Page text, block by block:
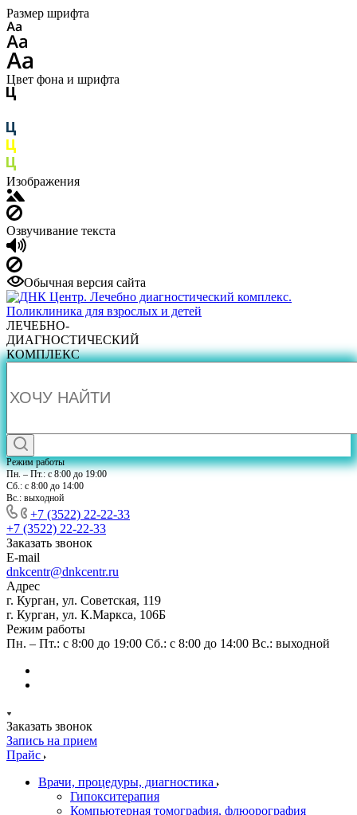
Размер шрифта
Цвет фона и шрифта
Изображения
Озвучивание текста
Обычная версия сайта
ЛЕЧЕБНО-
ДИАГНОСТИЧЕСКИЙ
КОМПЛЕКС
Режим работы
Пн. – Пт.: с 8:00 до 19:00
Сб.: с 8:00 до 14:00
Вс.: выходной
+7 (3522) 22-22-33
+7 (3522) 22-22-33
Заказать звонок
E-mail
dnkcentr@dnkcentr.ru
Адрес
г. Курган, ул. Советская, 119
г. Курган, ул. К.Маркса, 106Б
Режим работы
Пн. – Пт.: с 8:00 до 19:00 Сб.: с 8:00 до 14:00 Вс.: выходной
Заказать звонок
Запись на прием
Прайс
Врачи, процедуры, диагностика
Гипокситерапия
Компьютерная томография, флюорография